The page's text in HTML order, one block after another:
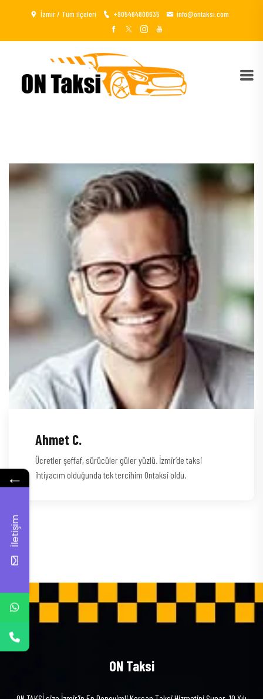
İzmir / Tüm ilçeleri +905464800635 info@ontaksi.com
Ahmet C.
Ücretler şeffaf, sürücüler güler yüzlü. İzmir’de taksi
ihtiyacım olduğunda tek tercihim Ontaksi oldu.
ON Taksi
←
İletişim